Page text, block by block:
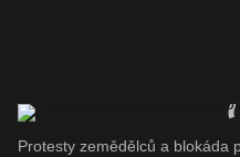
Protesty zemědělců a blokáda